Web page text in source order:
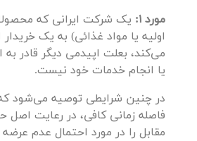
مورد 1:
یک شرکت ایرانی که
اولیه یا مواد غذائی) به یک خریدار
می‌کند، بعلت اپیدمی دیگر قادر
یا انجام خدمات خود نیست.
در چنین شرایطی توصیه می‌شود
فاصله زمانی کافی، در رعایت
مقابل را در مورد احتمال عدم عرضه